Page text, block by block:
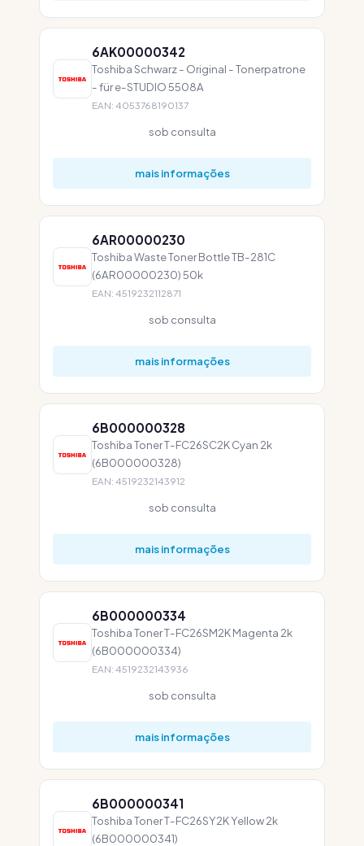
6AK00000342
Toshiba Schwarz - Original - Tonerpatrone
- für e-STUDIO 5508A
EAN: 4053768190137
sob consulta
mais informações
6AR00000230
Toshiba Waste Toner Bottle TB-281C
(6AR00000230) 50k
EAN: 4519232112871
sob consulta
mais informações
6B000000328
Toshiba Toner T-FC26SC2K Cyan 2k
(6B000000328)
EAN: 4519232143912
sob consulta
mais informações
6B000000334
Toshiba Toner T-FC26SM2K Magenta 2k
(6B000000334)
EAN: 4519232143936
sob consulta
mais informações
6B000000341
Toshiba Toner T-FC26SY2K Yellow 2k
(6B000000341)